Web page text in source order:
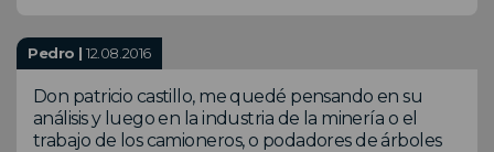
Pedro |12.08.2016
Don patricio castillo, me quedé pensando en su
análisis y luego en la industria de la minería o el
trabajo de los camioneros, o podadores de árboles